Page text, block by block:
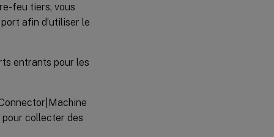
feu tiers, vous
afin d’utiliser le
entrants pour les
collecter des